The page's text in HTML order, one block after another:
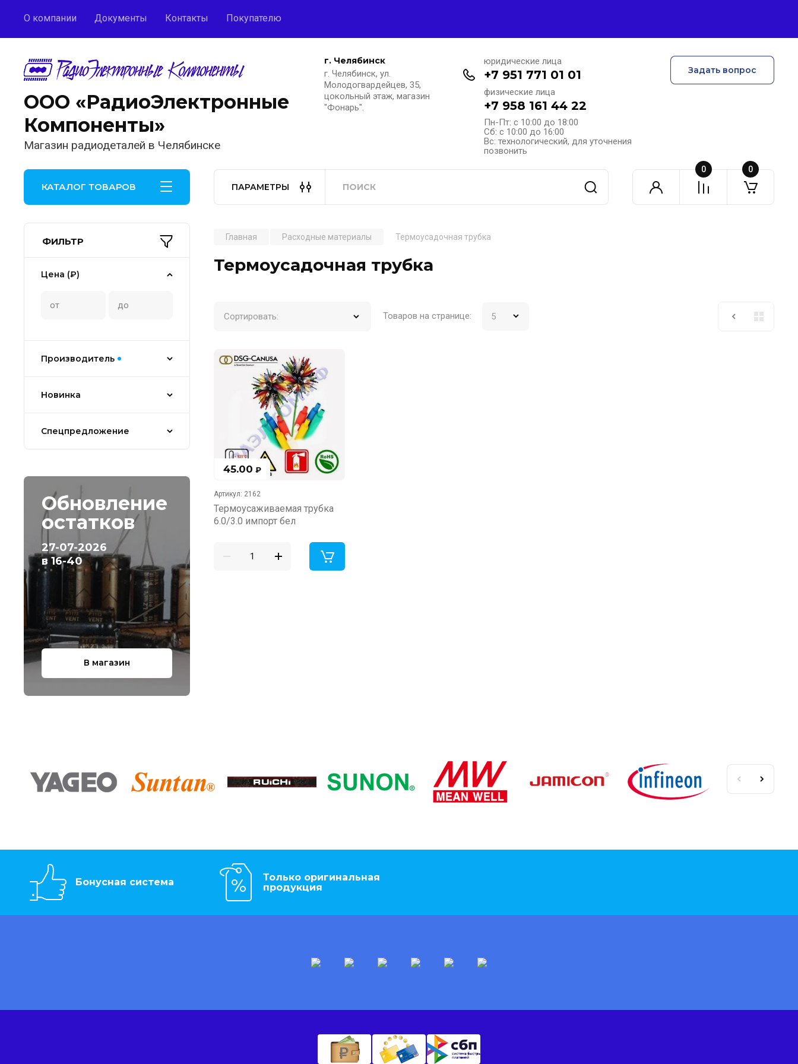
О компании Документы Контакты Покупателю
ООО «РадиоЭлектронные
Компоненты»
Магазин радиодеталей в Челябинске
г. Челябинск
г. Челябинск, ул.
Молодогвардейцев, 35,
цокольный этаж, магазин
"Фонарь".
юридические лица
+7 951 771 01 01
физические лица
+7 958 161 44 22
Пн-Пт: с 10:00 до 18:00
Сб: с 10:00 до 16:00
Вс: технологический, для уточнения
позвонить
Задать вопрос
КАТАЛОГ ТОВАРОВ ПАРАМЕТРЫ
0 0
ФИЛЬТР
Цена (₽)
Производитель
Новинка
Спецпредложение
Обновление
остатков
27-07-2026
в 16-40
В магазин
Главная Расходные материалы Термоусадочная трубка
Термоусадочная трубка
Сортировать: Товаров на странице:
45.00 ₽
Артикул: 2162
Термоусаживаемая трубка
6.0/3.0 импорт бел
Бонусная система
Только оригинальная
продукция